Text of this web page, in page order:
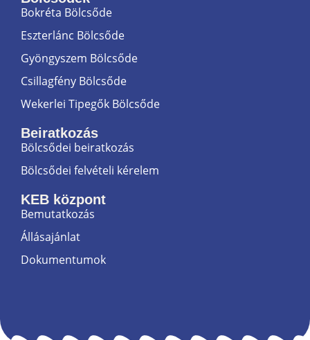
Bokréta Bölcsőde
Eszterlánc Bölcsőde
Gyöngyszem Bölcsőde
Csillagfény Bölcsőde
Wekerlei Tipegők Bölcsőde
Beiratkozás
Bölcsődei beiratkozás
Bölcsődei felvételi kérelem
KEB központ
Bemutatkozás
Állásajánlat
Dokumentumok